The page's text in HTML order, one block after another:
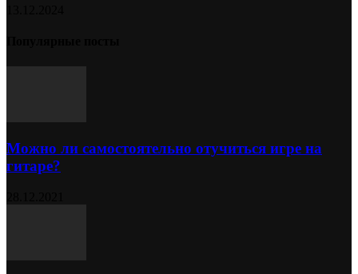
Можно ли самостоятельно отучиться игре на
гитаре?